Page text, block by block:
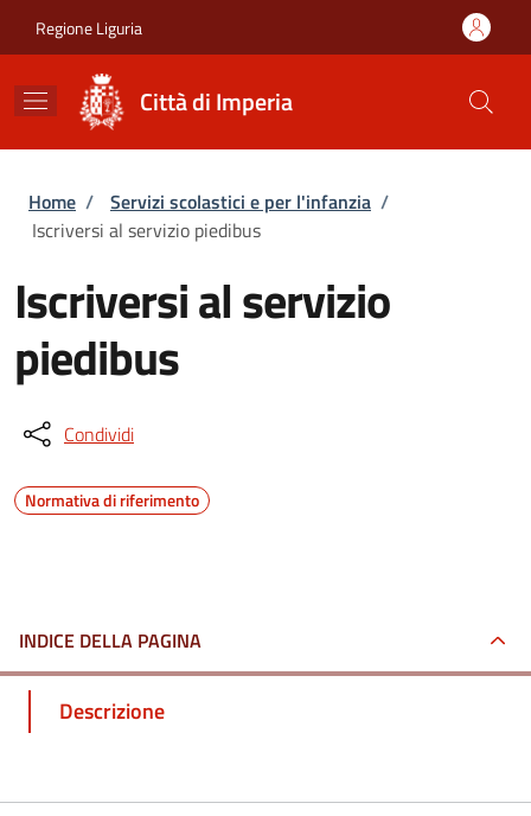
Regione Liguria
Città di Imperia
Briciole di pane
Home / Servizi scolastici e per l'infanzia /
Iscriversi al servizio piedibus
Iscriversi al servizio
piedibus
Condividi
Normativa di riferimento
INDICE DELLA PAGINA
Descrizione